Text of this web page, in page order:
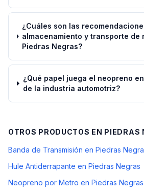
¿Cuáles son las
almacenamiento y transporte de
Piedras Negras?
¿Qué papel juega el neopreno
de la industria automotriz?
OTROS PRODUCTOS EN PIEDRAS
Banda de Transmisión en Piedras
Hule Antiderrapante en Piedras Negras
Neopreno por Metro en Piedras Negras